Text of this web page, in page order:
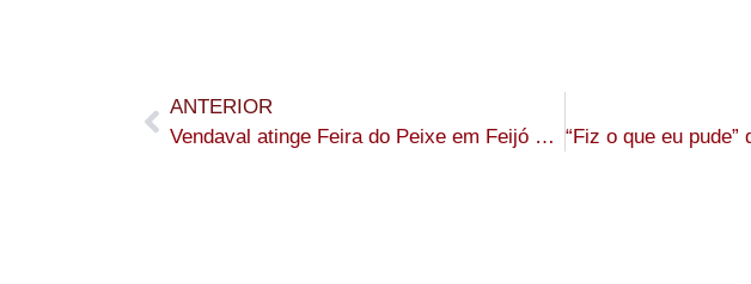
ANTERIOR
Vendaval atinge Feira do Peixe em Feijó e causa prejuízos